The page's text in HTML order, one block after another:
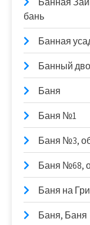
бань
Банная
Банный
Баня
Баня №1
Баня №3,
Баня №68,
Баня на
Баня, Баня